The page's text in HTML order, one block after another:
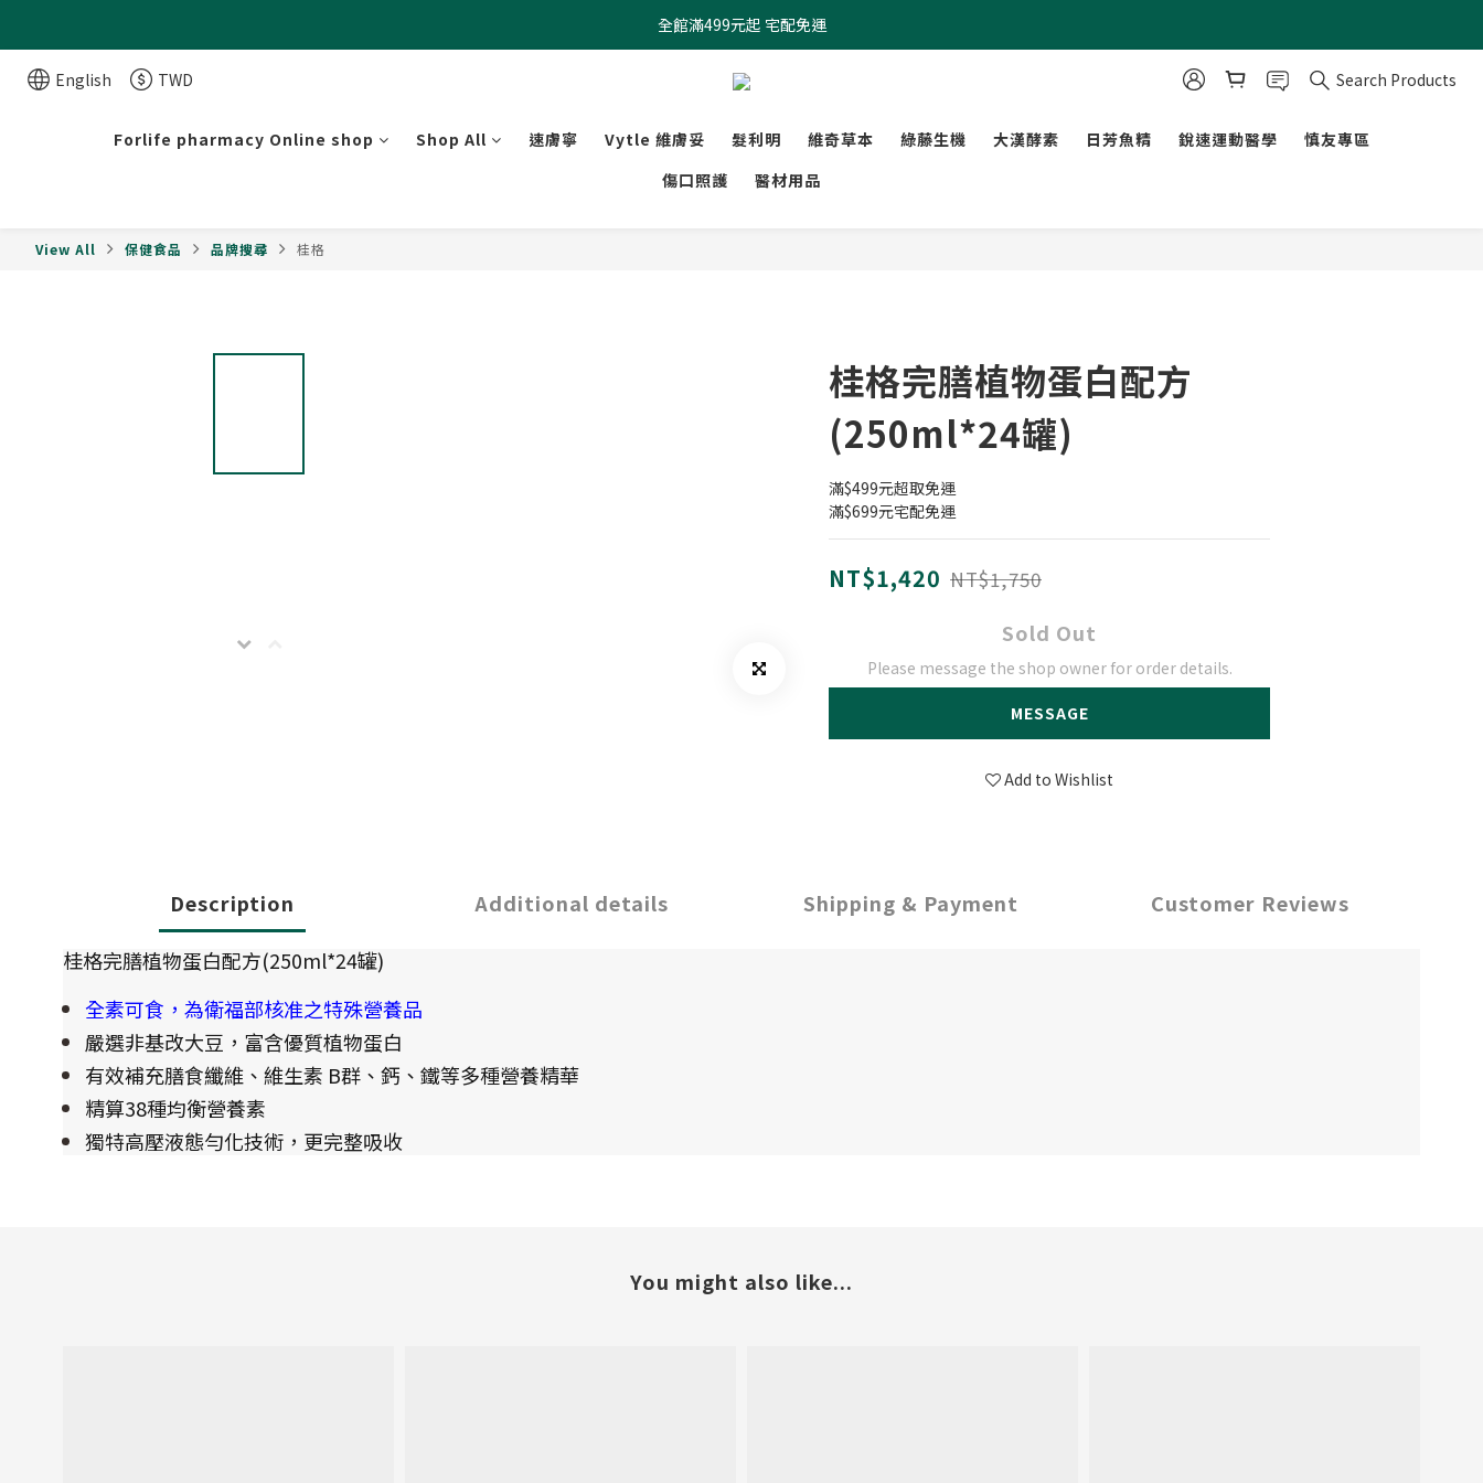
全館滿499元起 宅配免運
全館滿499元起 宅配免運
加入會員 $100元購物金現領現折
English TWD Search Products
Forlife pharmacy Online shop Shop All 速膚寧 Vytle 維膚妥 髮利明 維奇草本 綠藤生機 大漢酵素 日芳魚精 銳速運動醫學
慎友專區
傷口照護
醫材用品
View All 保健食品 品牌搜尋 桂格
桂格完膳植物蛋白配方
(250ml*24罐)
滿$499元超取免運
滿$699元宅配免運
NT$1,420 NT$1,750
Sold Out
Please message the shop owner for order details.
MESSAGE
Add to Wishlist
Description Additional details Shipping & Payment
Customer Reviews
桂格完膳植物蛋白配方(250ml*24罐)
全素可食，為衛福部核准之特殊營養品
嚴選非基改大豆，富含優質植物蛋白
有效補充膳食纖維、維生素 B群、鈣、鐵等多種營養精華
精算38種均衡營養素
獨特高壓液態勻化技術，更完整吸收
You might also like...